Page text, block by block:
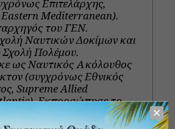
Επιτελάρχης,
Mediterranean).
του ΓΕΝ.
Ναυτικών Δοκίμων και
Πολέμου.
ως Ναυτικός Ακόλουθος
(συγχρόνως Εθνικός
Supreme Allied
Εκπροσώπησε το
στο Στρατηγείο του